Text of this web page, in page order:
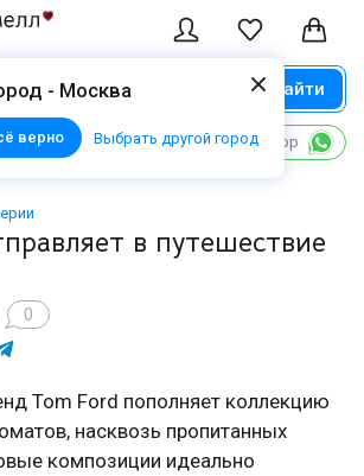
- Москва
верно Выбрать другой город
Найти
Написать в WhatsApp
в путешествие
0
Tom Ford пополняет коллекцию
насквозь пропитанных
композиции идеально